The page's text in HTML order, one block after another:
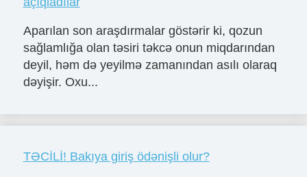
Aparılan son araşdırmalar göstərir ki, qozun
sağlamlığa olan təsiri təkcə onun miqdarından
deyil, həm də yeyilmə zamanından asılı olaraq
dəyişir. Oxu...
TƏCİLİ! Bakıya giriş ödənişli olur?